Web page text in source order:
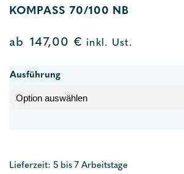
KOMPASS 70/100 NB
ab 147,00 € inkl. Ust.
Ausführung
Lieferzeit: 5 bis 7 Arbeitstage